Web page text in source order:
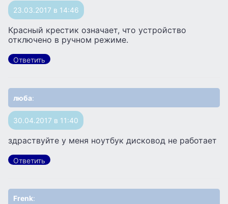
23.03.2017 в 14:46
Красный крестик означает, что устройство
отключено в ручном режиме.
Ответить
люба:
30.04.2017 в 11:40
здраствуйте у меня ноутбук дисковод не работает
Ответить
Frenk: